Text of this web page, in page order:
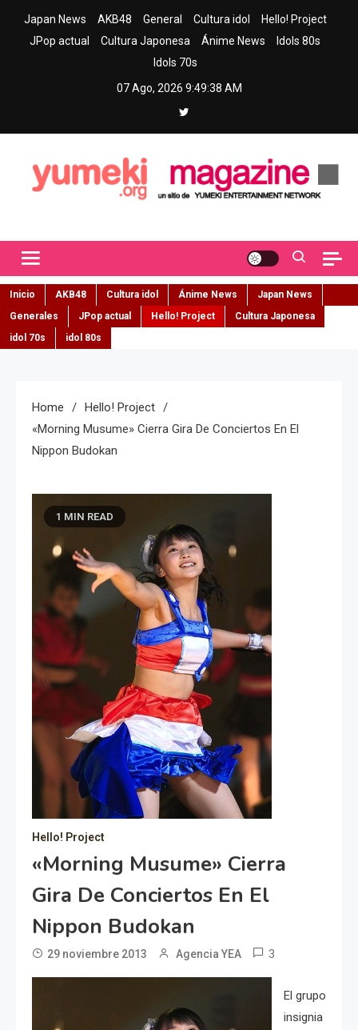
Japan News AKB48 General Cultura idol
Hello! Project
JPop actual
Cultura Japonesa Ánime News
Idols 80s
Idols 70s
07 Ago, 2026 9:49:40 AM
Inicio AKB48 Cultura idol Ánime News
Japan News
Generales
JPop actual Hello! Project
Cultura Japonesa
idol 70s
idol 80s
Home
Hello! Project
«Morning Musume» Cierra Gira De Conciertos En El
Nippon Budokan
1 MIN READ
Hello! Project
«Morning Musume» Cierra
Gira De Conciertos En El
Nippon Budokan
29 noviembre 2013 Agencia YEA 3
El grupo
insignia